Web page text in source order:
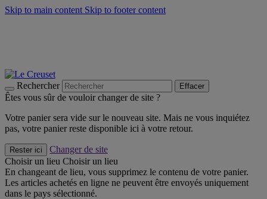
Skip to main content Skip to footer content
Rechercher Effacer
Êtes vous sûr de vouloir changer de site ?
Votre panier sera vide sur le nouveau site. Mais ne vous inquiétez
pas, votre panier reste disponible ici à votre retour.
Rester ici
Changer de site
Choisir un lieu Choisir un lieu
En changeant de lieu, vous supprimez le contenu de votre panier.
Les articles achetés en ligne ne peuvent être envoyés uniquement
dans le pays sélectionné.